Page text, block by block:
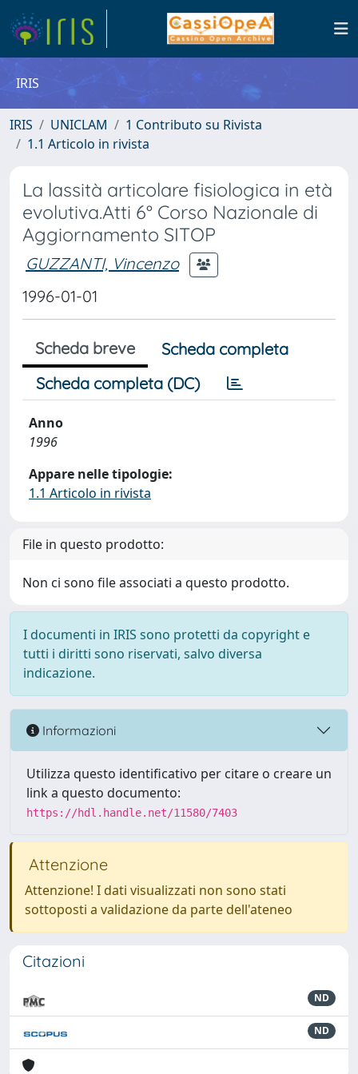
IRIS
IRIS UNICLAM
1 Contributo su Rivista
1.1 Articolo in rivista
La lassità articolare fisiologica in età
evolutiva.Atti 6° Corso Nazionale di
Aggiornamento SITOP
GUZZANTI, Vincenzo
1996-01-01
Scheda breve
Scheda completa
Scheda completa (DC)
Anno
1996
Appare nelle tipologie:
1.1 Articolo in rivista
File in questo prodotto:
Non ci sono file associati a questo prodotto.
I documenti in IRIS sono protetti da copyright e
tutti i diritti sono riservati, salvo diversa
indicazione.
Informazioni
Utilizza questo identificativo per citare o creare un
link a questo documento:
https://hdl.handle.net/11580/7403
Attenzione
Attenzione! I dati visualizzati non sono stati
sottoposti a validazione da parte dell'ateneo
Citazioni
ND
ND